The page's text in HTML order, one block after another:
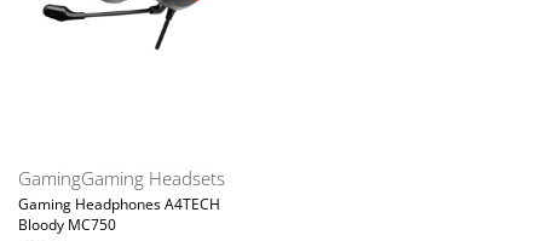
GamingGaming Headsets
Gaming Headphones A4TECH
Bloody MC750